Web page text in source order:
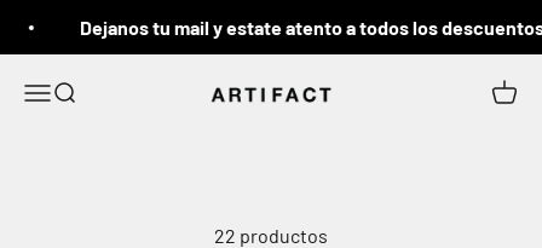
Dejanos tu mail y estate atento a todos los descuentos
MenúBuscar Artifact
22 productos